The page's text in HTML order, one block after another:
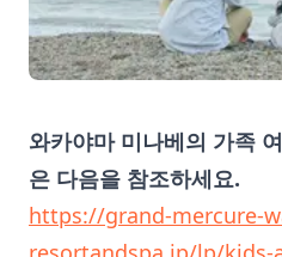
와카야마 미나베의 가족
은 다음을 참조하세요.
https://grand-mercure-